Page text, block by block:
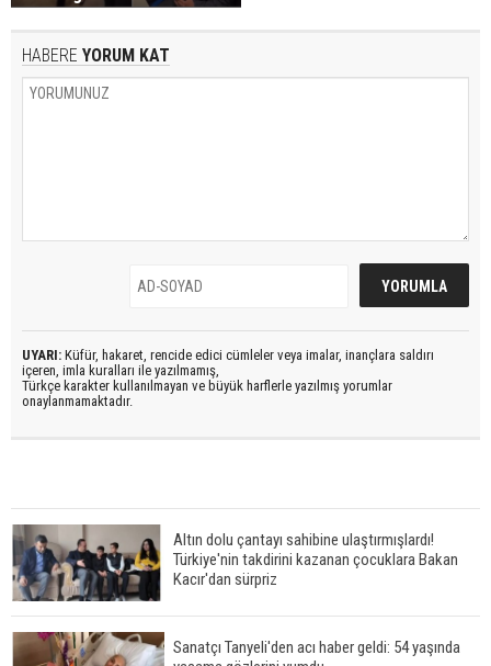
HABERE YORUM KAT
UYARI: Küfür, hakaret, rencide edici cümleler veya imalar, inançlara saldırı
içeren, imla kuralları ile yazılmamış,
Türkçe karakter kullanılmayan ve büyük harflerle yazılmış yorumlar
onaylanmamaktadır.
Altın dolu çantayı sahibine ulaştırmışlardı!
Türkiye'nin takdirini kazanan çocuklara Bakan
Kacır'dan sürpriz
Sanatçı Tanyeli'den acı haber geldi: 54 yaşında